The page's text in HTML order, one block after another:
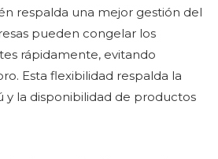
respalda una mejor gestión del
pueden congelar los
rápidamente, evitando
Esta flexibilidad respalda la
y la disponibilidad de productos